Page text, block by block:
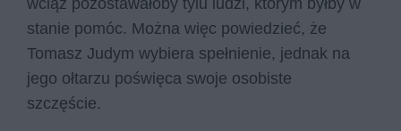
wciąż pozostawałoby tylu ludzi, którym byłby w
stanie pomóc. Można więc powiedzieć, że
Tomasz Judym wybiera spełnienie, jednak na
jego ołtarzu poświęca swoje osobiste
szczęście.